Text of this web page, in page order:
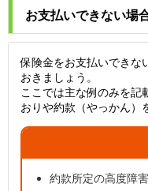
お支払いできない場
保険金をお支払いできな
おきましょう。
ここでは主な例のみを記
おりや約款（やっかん）
約款所定の高度障